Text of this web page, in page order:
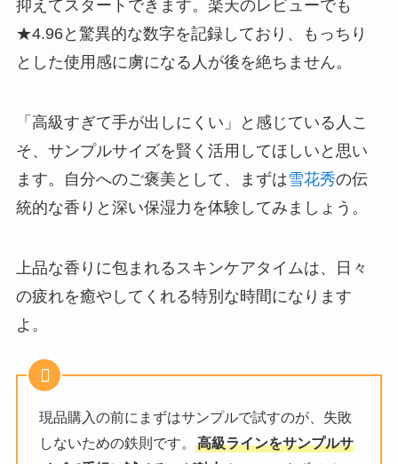
抑えてスタートできます。楽天のレビューでも
★4.96と驚異的な数字を記録しており、もっちり
とした使用感に虜になる人が後を絶ちません。
「高級すぎて手が出しにくい」と感じている人こ
そ、サンプルサイズを賢く活用してほしいと思い
ます。自分へのご褒美として、まずは雪花秀の伝
統的な香りと深い保湿力を体験してみましょう。
上品な香りに包まれるスキンケアタイムは、日々
の疲れを癒やしてくれる特別な時間になります
よ。
現品購入の前にまずはサンプルで試すのが、失敗
しないための鉄則です。高級ラインをサンプルサ